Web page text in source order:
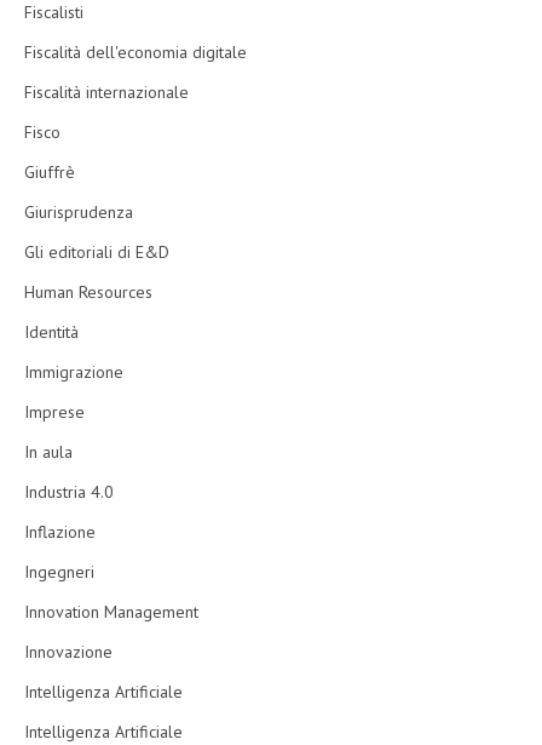
Fiscalisti
Fiscalità dell'economia digitale
Fiscalità internazionale
Fisco
Giuffrè
Giurisprudenza
Gli editoriali di E&D
Human Resources
Identità
Immigrazione
Imprese
In aula
Industria 4.0
Inflazione
Ingegneri
Innovation Management
Innovazione
Intelligenza Artificiale
Intelligenza Artificiale